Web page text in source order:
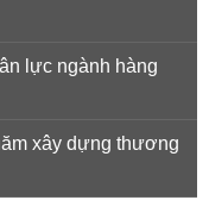
lực ngành hàng
xây dựng thương